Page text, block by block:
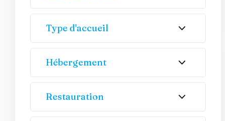
Type d'accueil
Hébergement
Restauration